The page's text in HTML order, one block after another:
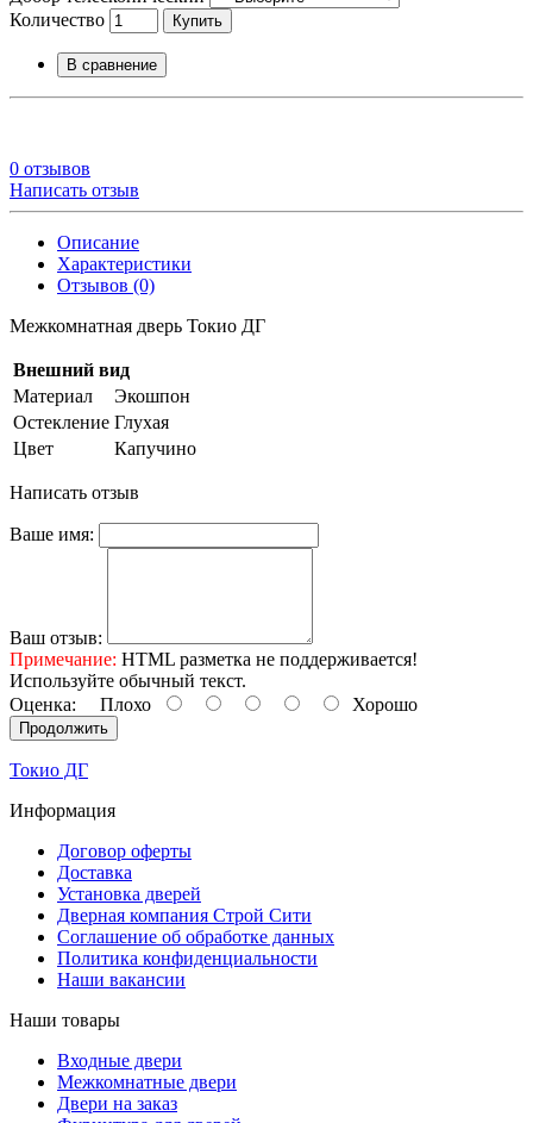
Количество
Купить
В сравнение
0 отзывов
Написать отзыв
Описание
Характеристики
Отзывов (0)
Межкомнатная дверь Токио ДГ
Внешний вид
Материал
Экошпон
Остекление Глухая
Цвет
Капучино
Написать отзыв
Ваше имя:
Ваш отзыв:
Примечание: HTML разметка не поддерживается!
Используйте обычный текст.
Оценка: Плохо Хорошо
Продолжить
Токио ДГ
Информация
Договор оферты
Доставка
Установка дверей
Дверная компания Строй Сити
Соглашение об обработке данных
Политика конфиденциальности
Наши вакансии
Наши товары
Входные двери
Межкомнатные двери
Двери на заказ